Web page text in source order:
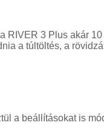
RIVER 3 Plus akár
a túltöltés, a
a beállításokat is